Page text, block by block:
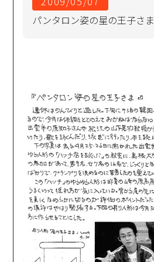
パンタロン姿の星の王子さま